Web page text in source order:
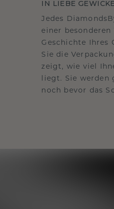
IN LIEBE
Jedes
einer
Geschichte Ihres
Sie die
zeigt, wie viel
liegt. Sie werden
noch bevor das